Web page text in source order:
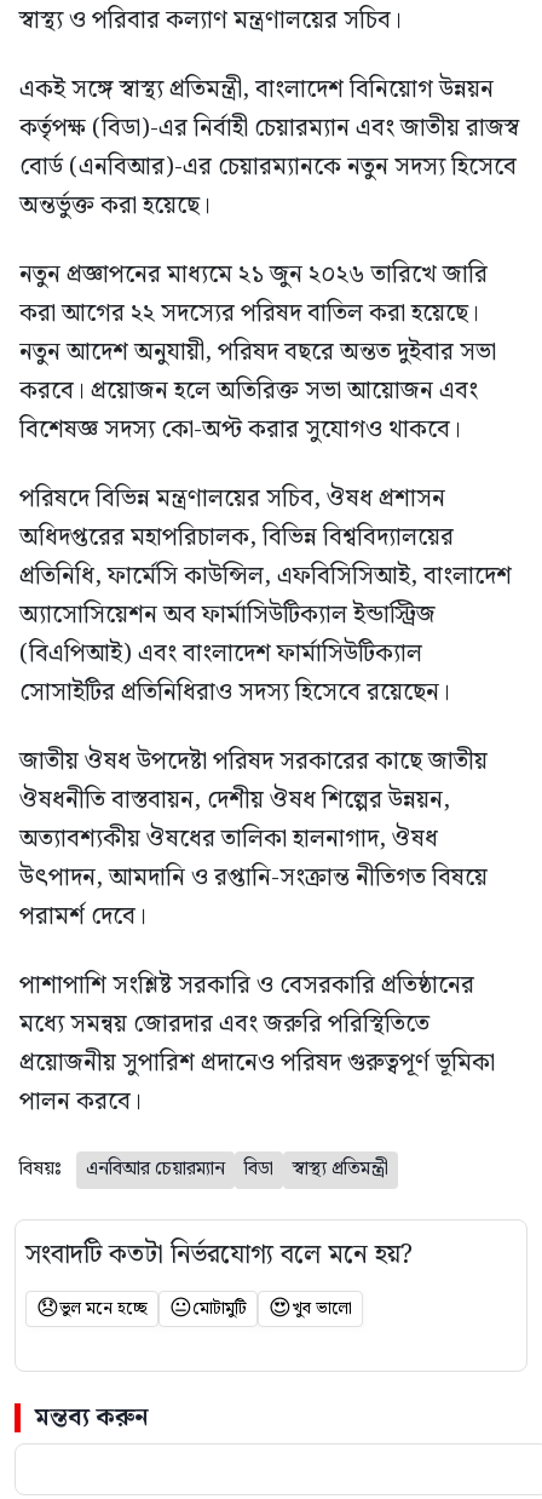
স্বাস্থ্য ও পরিবার কল্যাণ মন্ত্রণালয়ের সচিব।
একই সঙ্গে স্বাস্থ্য প্রতিমন্ত্রী, বাংলাদেশ বিনিয়োগ উন্নয়ন
কর্তৃপক্ষ (বিডা)-এর নির্বাহী চেয়ারম্যান এবং জাতীয় রাজস্ব
বোর্ড (এনবিআর)-এর চেয়ারম্যানকে নতুন সদস্য হিসেবে
অন্তর্ভুক্ত করা হয়েছে।
নতুন প্রজ্ঞাপনের মাধ্যমে ২১ জুন ২০২৬ তারিখে জারি
করা আগের ২২ সদস্যের পরিষদ বাতিল করা হয়েছে।
নতুন আদেশ অনুযায়ী, পরিষদ বছরে অন্তত দুইবার সভা
করবে। প্রয়োজন হলে অতিরিক্ত সভা আয়োজন এবং
বিশেষজ্ঞ সদস্য কো-অপ্ট করার সুযোগও থাকবে।
পরিষদে বিভিন্ন মন্ত্রণালয়ের সচিব, ঔষধ প্রশাসন
অধিদপ্তরের মহাপরিচালক, বিভিন্ন বিশ্ববিদ্যালয়ের
প্রতিনিধি, ফার্মেসি কাউন্সিল, এফবিসিসিআই, বাংলাদেশ
অ্যাসোসিয়েশন অব ফার্মাসিউটিক্যাল ইন্ডাস্ট্রিজ
(বিএপিআই) এবং বাংলাদেশ ফার্মাসিউটিক্যাল
সোসাইটির প্রতিনিধিরাও সদস্য হিসেবে রয়েছেন।
জাতীয় ঔষধ উপদেষ্টা পরিষদ সরকারের কাছে জাতীয়
ঔষধনীতি বাস্তবায়ন, দেশীয় ঔষধ শিল্পের উন্নয়ন,
অত্যাবশ্যকীয় ঔষধের তালিকা হালনাগাদ, ঔষধ
উৎপাদন, আমদানি ও রপ্তানি-সংক্রান্ত নীতিগত বিষয়ে
পরামর্শ দেবে।
পাশাপাশি সংশ্লিষ্ট সরকারি ও বেসরকারি প্রতিষ্ঠানের
মধ্যে সমন্বয় জোরদার এবং জরুরি পরিস্থিতিতে
প্রয়োজনীয় সুপারিশ প্রদানেও পরিষদ গুরুত্বপূর্ণ ভূমিকা
পালন করবে।
বিষয়ঃ এনবিআর চেয়ারম্যান বিডা স্বাস্থ্য প্রতিমন্ত্রী
সংবাদটি কতটা নির্ভরযোগ্য বলে মনে হয়?
😞ভুল মনে হচ্ছে 😐মোটামুটি 😍খুব ভালো
মন্তব্য করুন